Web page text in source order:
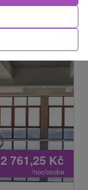
zázemím
2 761,25 Kč
/noc/osoba